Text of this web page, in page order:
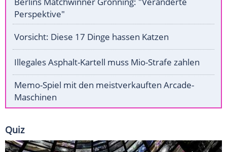
Perspektive"
Vorsicht: Diese 17 Dinge hassen Katzen
Illegales Asphalt-Kartell muss Mio-Strafe zahlen
Memo-Spiel mit den meistverkauften Arcade-
Maschinen
Quiz